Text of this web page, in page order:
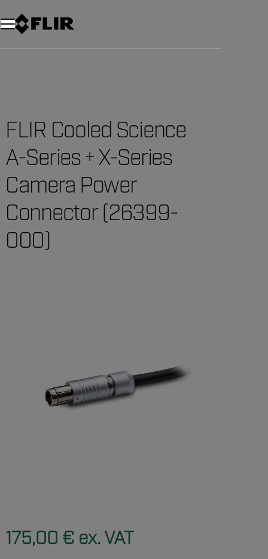
Unread messages
Modelo
Eliminar
artículos
artículo
Añadir al carro
Añadido al carro
FLIR Cooled Science
A-Series + X-Series
Camera Power
Connector (26399-
000)
175,00 € ex. VAT